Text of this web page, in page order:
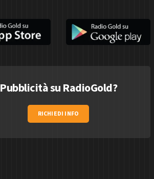
Pubblicità su RadioGold?
RICHIEDI INFO